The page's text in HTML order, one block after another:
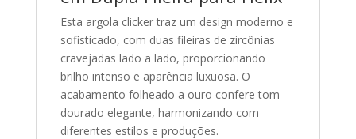
Esta argola clicker traz um design moderno e
sofisticado, com duas fileiras de zircônias
cravejadas lado a lado, proporcionando
brilho intenso e aparência luxuosa. O
acabamento folheado a ouro confere tom
dourado elegante, harmonizando com
diferentes estilos e produções.